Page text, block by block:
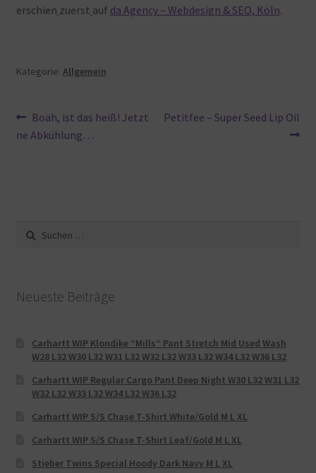
erschien zuerst auf da Agency – Webdesign & SEO, Köln.
Kategorie: Allgemein
Beitragsnavigation
Vorheriger
Beitrag:
Boah, ist das heiß! Jetzt
ne Abkühlung…
Nächster
Petitfee – Super Seed Lip Oil
Suche
nach:
Neueste Beiträge
Carhartt WIP Klondike “Mills“ Pant Stretch Mid Used Wash
W28 L32 W30 L32 W31 L32 W32 L32 W33 L32 W34 L32 W36 L32
Carhartt WIP Regular Cargo Pant Deep Night W30 L32 W31 L32
W32 L32 W33 L32 W34 L32 W36 L32
Carhartt WIP S/S Chase T-Shirt White/Gold M L XL
Carhartt WIP S/S Chase T-Shirt Leaf/Gold M L XL
Stieber Twins Special Hoody Dark Navy M L XL